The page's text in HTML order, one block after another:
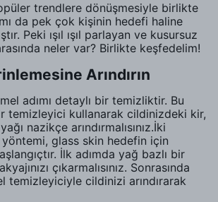
trendlere dönüşmesiyle birlikte
da pek çok kişinin hedefi haline
Peki ışıl ışıl parlayan ve kusursuz
neler var? Birlikte keşfedelim!
Arındırın
adımı detaylı bir temizliktir. Bu
temizleyici kullanarak cildinizdeki kir,
nazikçe arındırmalısınız.İki
yöntemi, glass skin hedefin için
İlk adımda yağ bazlı bir
çıkarmalısınız. Sonrasında
temizleyiciyle cildinizi arındırarak